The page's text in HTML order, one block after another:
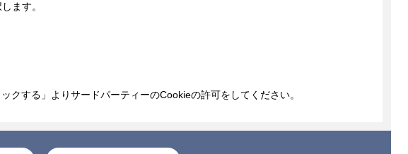
ます。
クする」よりサードパーティーのCookieの許可をしてください。